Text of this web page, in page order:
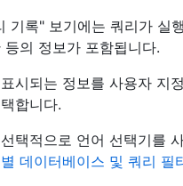
기록" 보기에는 쿼리가 실
등의 정보가 포함됩니다.
표시되는 정보를 사용자 지
택합니다.
선택적으로 언어 선택기를
별 데이터베이스 및 쿼리 필